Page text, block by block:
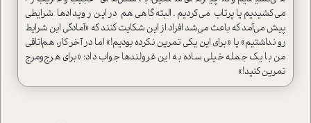
می‌کشیدیم یا پرتاب می‌کردیم. البته گاهی هم در این رویدادها شرایطی
پیش می‌آمد که باعث می‌شد افراد از این شکایت کنند که «آمادگی این شرایط
رو نداشتیم» یا «برای این یکی تمرین نکرده بودیم!» اما در آخر کار، هم‌اتاقی
من با یک جمله خیلی ساده به این غرولندها جواب داد: «برای هرج‌ومرج
تمرین کنید!»